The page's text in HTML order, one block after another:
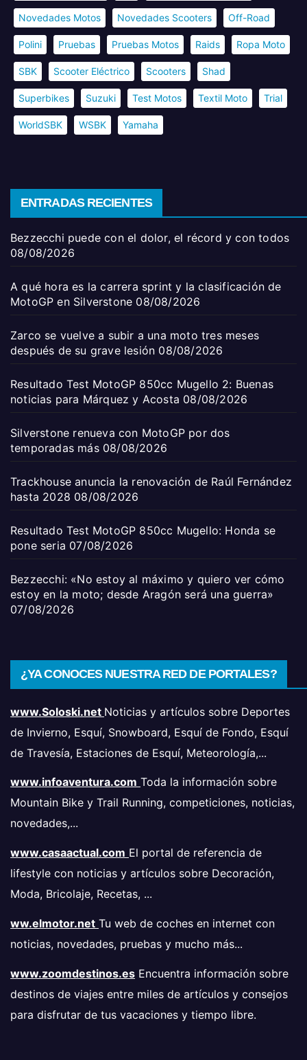
Novedades Motos Novedades Scooters Off-Road
Polini Pruebas Pruebas Motos Raids Ropa Moto
SBK Scooter Eléctrico Scooters Shad
Superbikes Suzuki Test Motos Textil Moto Trial
WorldSBK WSBK Yamaha
ENTRADAS RECIENTES
Bezzecchi puede con el dolor, el récord y con todos
08/08/2026
A qué hora es la carrera sprint y la clasificación de
MotoGP en Silverstone 08/08/2026
Zarco se vuelve a subir a una moto tres meses
después de su grave lesión 08/08/2026
Resultado Test MotoGP 850cc Mugello 2: Buenas
noticias para Márquez y Acosta 08/08/2026
Silverstone renueva con MotoGP por dos
temporadas más 08/08/2026
Trackhouse anuncia la renovación de Raúl Fernández
hasta 2028 08/08/2026
Resultado Test MotoGP 850cc Mugello: Honda se
pone seria 07/08/2026
Bezzecchi: «No estoy al máximo y quiero ver cómo
estoy en la moto; desde Aragón será una guerra»
07/08/2026
¿YA CONOCES NUESTRA RED DE PORTALES?
www.Soloski.net Noticias y artículos sobre Deportes
de Invierno, Esquí, Snowboard, Esquí de Fondo, Esquí
de Travesía, Estaciones de Esquí, Meteorología,...
www.infoaventura.com Toda la información sobre
Mountain Bike y Trail Running, competiciones, noticias,
novedades,...
www.casaactual.com El portal de referencia de
lifestyle con noticias y artículos sobre Decoración,
Moda, Bricolaje, Recetas, ...
ww.elmotor.net Tu web de coches en internet con
noticias, novedades, pruebas y mucho más...
www.zoomdestinos.es Encuentra información sobre
destinos de viajes entre miles de artículos y consejos
para disfrutar de tus vacaciones y tiempo libre.